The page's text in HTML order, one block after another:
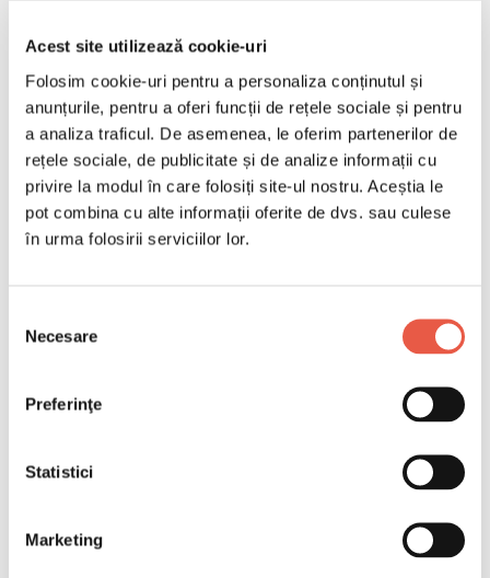
Acest site utilizează cookie-uri
Folosim cookie-uri pentru a personaliza conținutul și
anunțurile, pentru a oferi funcții de rețele sociale și pentru
a analiza traficul. De asemenea, le oferim partenerilor de
rețele sociale, de publicitate și de analize informații cu
privire la modul în care folosiți site-ul nostru. Aceștia le
pot combina cu alte informații oferite de dvs. sau culese
în urma folosirii serviciilor lor.
consimțământului
Necesare
Preferinţe
Statistici
Marketing